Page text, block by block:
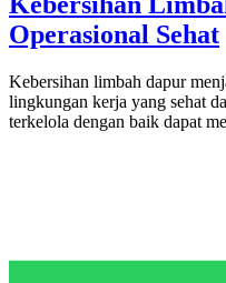
Operasional Sehat
Kebersihan limbah dapur
lingkungan kerja yang sehat
terkelola dengan baik dapat